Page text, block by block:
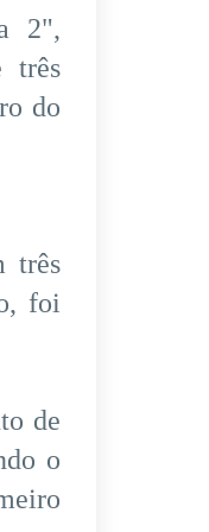
2",
três
do
três
foi
de
o